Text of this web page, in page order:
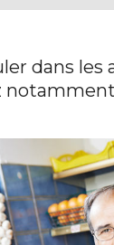
dans les